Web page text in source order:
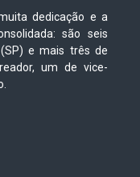
dedicação e a
são seis
e mais três de
um de vice-